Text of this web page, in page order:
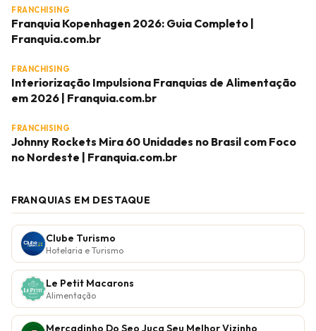
FRANCHISING
Franquia Kopenhagen 2026: Guia Completo |
Franquia.com.br
FRANCHISING
Interiorização Impulsiona Franquias de Alimentação
em 2026 | Franquia.com.br
FRANCHISING
Johnny Rockets Mira 60 Unidades no Brasil com Foco
no Nordeste | Franquia.com.br
FRANQUIAS EM DESTAQUE
Clube Turismo
Hotelaria e Turismo
Le Petit Macarons
Alimentação
Mercadinho Do Seo Juca Seu Melhor Vizinho